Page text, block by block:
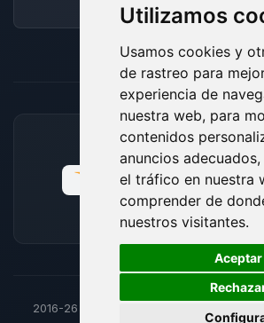
Utilizamos
Usamos cookies y
de rastreo para
experiencia de
nuestra web, para
contenidos
anuncios
el tráfico en nuestra
comprender de
nuestros visitantes.
Aceptar
Foro
MÉTODOS DE PAGO
2016-26